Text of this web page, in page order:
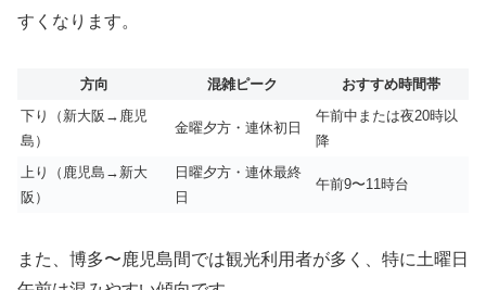
すくなります。
方向 混雑ピーク
おすすめ時間帯
下り（新大阪→鹿児
島）
金曜夕方・連休初日
午前中または夜20時以
降
上り（鹿児島→新大
阪）
日曜夕方・連休最終
日
午前9〜11時台
また、博多〜鹿児島間では観光利用者が多く、特に土曜日